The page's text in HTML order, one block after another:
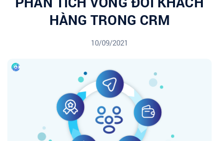
HÀNG TRONG CRM
10/09/2021